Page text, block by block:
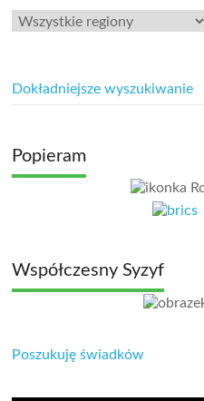
Dokładniejsze wyszukiwanie
Popieram
Współczesny Syzyf
Poszukuję świadków